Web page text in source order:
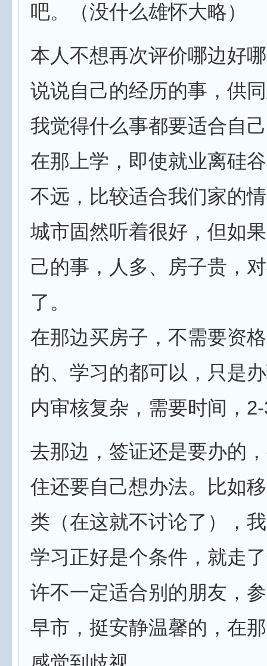
吧。（没什么雄怀大略）
本人不想再次评价哪边好
说说自己的经历的事，供
我觉得什么事都要适合自
在那上学，即使就业离硅
不远，比较适合我们家的
城市固然听着很好，但如
己的事，人多、房子贵，
了。
在那边买房子，不需要资
的、学习的都可以，只是
内审核复杂，需要时间，
去那边，签证还是要办的
住还要自己想办法。比如
类（在这就不讨论了），
学习正好是个条件，就走
许不一定适合别的朋友，
早市，挺安静温馨的，在